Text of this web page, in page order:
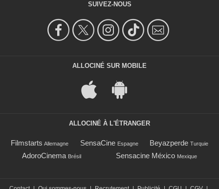
SUIVEZ-NOUS
ALLOCINÉ SUR MOBILE
ALLOCINÉ À L'ÉTRANGER
Filmstarts Allemagne SensaCine Espagne Beyazperde Turquie
AdoroCinema Brésil Sensacine México Mexique